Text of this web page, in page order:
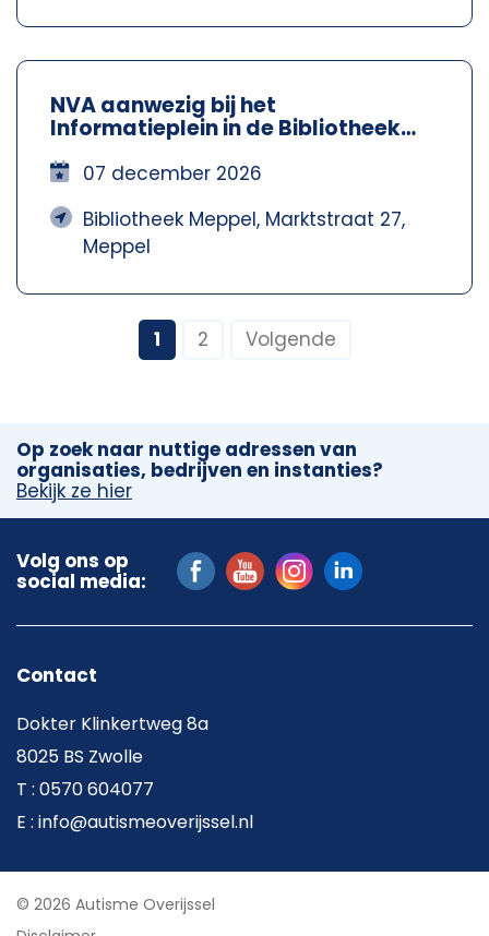
NVA aanwezig bij het
Informatieplein in de Bibliotheek
Meppel
07 december 2026
Bibliotheek Meppel, Marktstraat 27,
Meppel
1 2 Volgende
Op zoek naar nuttige adressen van
organisaties, bedrijven en instanties?
Bekijk ze hier
Volg ons op
social media:
Contact
Dokter Klinkertweg 8a
8025 BS Zwolle
T : 0570 604077
E : info@autismeoverijssel.nl
© 2026 Autisme Overijssel